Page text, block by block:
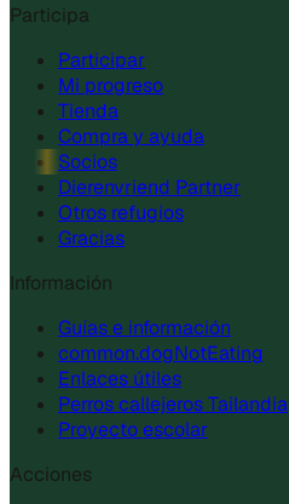
Participa
Participar
Mi progreso
Tienda
Compra y ayuda
Socios
Dierenvriend Partner
Otros refugios
Gracias
Información
Guías e información
common.dogNotEating
Enlaces útiles
Perros callejeros Tailandia
Proyecto escolar
Acciones